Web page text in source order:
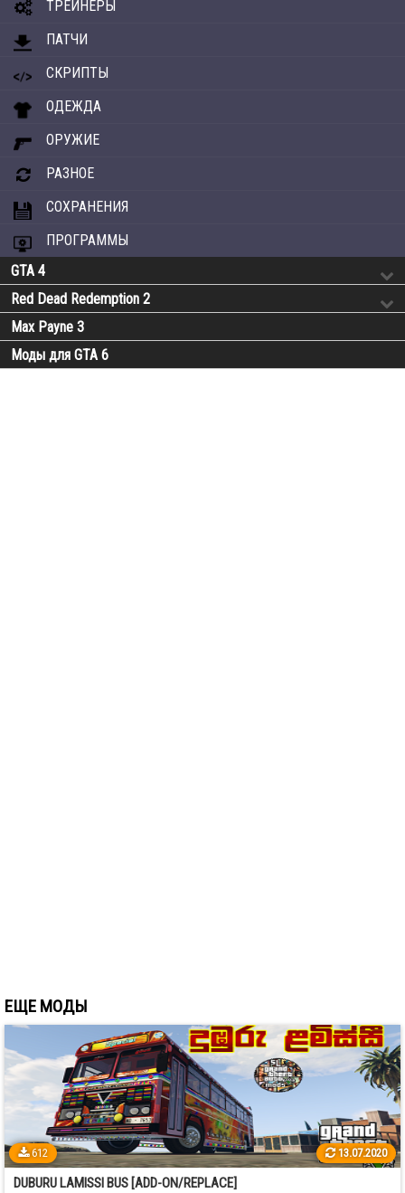
ТРЕЙНЕРЫ
ПАТЧИ
СКРИПТЫ
ОДЕЖДА
ОРУЖИЕ
РАЗНОЕ
СОХРАНЕНИЯ
ПРОГРАММЫ
GTA 4
Red Dead Redemption 2
Max Payne 3
Моды для GTA 6
ЕЩЕ МОДЫ
612 13.07.2020
DUBURU LAMISSI BUS [ADD-ON/REPLACE]